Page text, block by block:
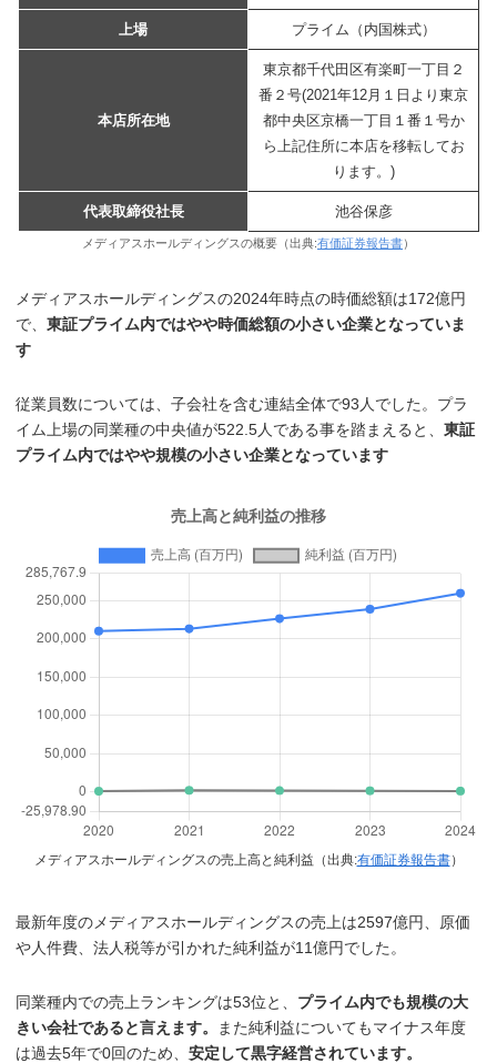
上場 プライム（内国株式）
本店所在地
東京都千代田区有楽町一丁目２
番２号(2021年12月１日より東京
都中央区京橋一丁目１番１号か
ら上記住所に本店を移転してお
ります。)
代表取締役社長 池谷保彦
メディアスホールディングスの概要（出典:有価証券報告書）
メディアスホールディングスの2024年時点の時価総額は172億円
で、東証プライム内ではやや時価総額の小さい企業となっていま
す
従業員数については、子会社を含む連結全体で93人でした。プラ
イム上場の同業種の中央値が522.5人である事を踏まえると、東証
プライム内ではやや規模の小さい企業となっています
メディアスホールディングスの売上高と純利益（出典:有価証券報告書）
最新年度のメディアスホールディングスの売上は2597億円、原価
や人件費、法人税等が引かれた純利益が11億円でした。
同業種内での売上ランキングは53位と、 プライム内でも規模の大
きい会社であると言えます。
また純利益についてもマイナス年度
は過去5年で0回のため、安定して黒字経営されています。